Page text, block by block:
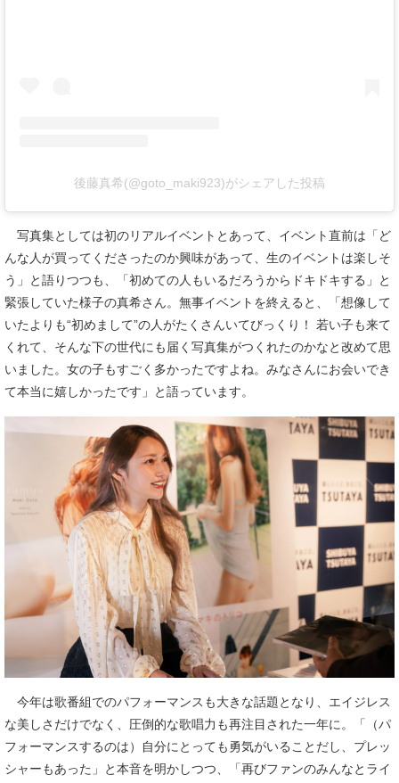
後藤真希(@goto_maki923)がシェアした投稿
写真集としては初のリアルイベントとあって、イベント直前は「ど
んな人が買ってくださったのか興味があって、生のイベントは楽しそ
う」と語りつつも、「初めての人もいるだろうからドキドキする」と
緊張していた様子の真希さん。無事イベントを終えると、「想像して
いたよりも“初めまして”の人がたくさんいてびっくり！ 若い子も来て
くれて、そんな下の世代にも届く写真集がつくれたのかなと改めて思
いました。女の子もすごく多かったですよね。みなさんにお会いでき
て本当に嬉しかったです」と語っています。
今年は歌番組でのパフォーマンスも大きな話題となり、エイジレス
な美しさだけでなく、圧倒的な歌唱力も再注目された一年に。「（パ
フォーマンスするのは）自分にとっても勇気がいることだし、プレッ
シャーもあった」と本音を明かしつつ、「再びファンのみんなとライ